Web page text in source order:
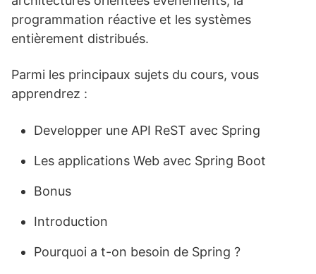
programmation réactive et les systèmes
entièrement distribués.
Parmi les principaux sujets du cours, vous
apprendrez :
Developper une API ReST avec Spring
Les applications Web avec Spring Boot
Bonus
Introduction
Pourquoi a t-on besoin de Spring ?